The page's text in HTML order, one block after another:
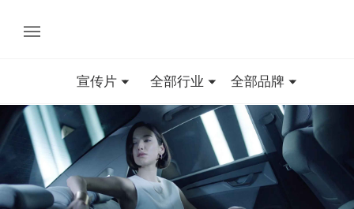
宣传片 全部行业 全部品牌